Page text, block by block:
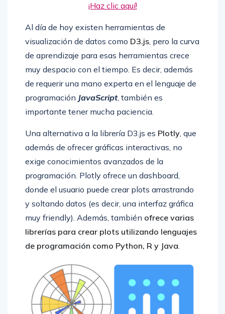
¡Haz clic aquí!
Al día de hoy existen herramientas de
visualización de datos como D3.js, pero la curva
de aprendizaje para esas herramientas crece
muy despacio con el tiempo. Es decir, además
de requerir una mano experta en el lenguaje de
programación JavaScript, también es
importante tener mucha paciencia.
Una alternativa a la librería D3.js es Plotly, que
además de ofrecer gráficas interactivas, no
exige conocimientos avanzados de la
programación. Plotly ofrece un dashboard,
donde el usuario puede crear plots arrastrando
y soltando datos (es decir, una interfaz gráfica
muy friendly). Además, también ofrece varias
librerías para crear plots utilizando lenguajes
de programación como Python, R y Java.